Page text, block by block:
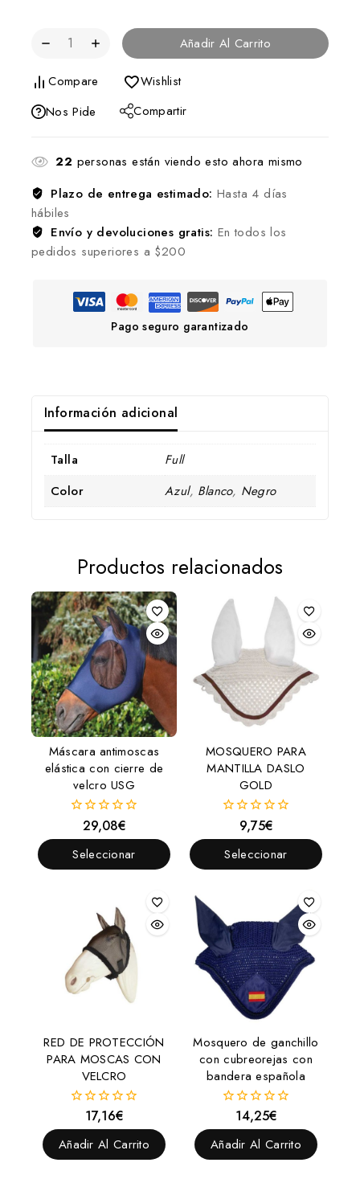
Añadir Al Carrito
Compare
Wishlist
Nos Pide
Compartir
22 personas están viendo esto ahora mismo
Plazo de entrega estimado: Hasta 4 días
hábiles
Envío y devoluciones gratis: En todos los
pedidos superiores a $200
Pago seguro garantizado
Información adicional
Talla
Full
Color
Azul, Blanco, Negro
Productos relacionados
Máscara antimoscas
elástica con cierre de
velcro USG
fuera
de
5
29,08€
Seleccionar
MOSQUERO PARA
MANTILLA DASLO
GOLD
fuera
de
5
9,75€
Seleccionar
RED DE PROTECCIÓN
PARA MOSCAS CON
VELCRO
fuera
de
17,16€
Añadir Al Carrito
Mosquero de ganchillo
con cubreorejas con
bandera española
fuera
de
14,25€
Añadir Al Carrito